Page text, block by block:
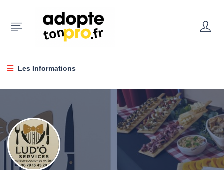
Les Informations